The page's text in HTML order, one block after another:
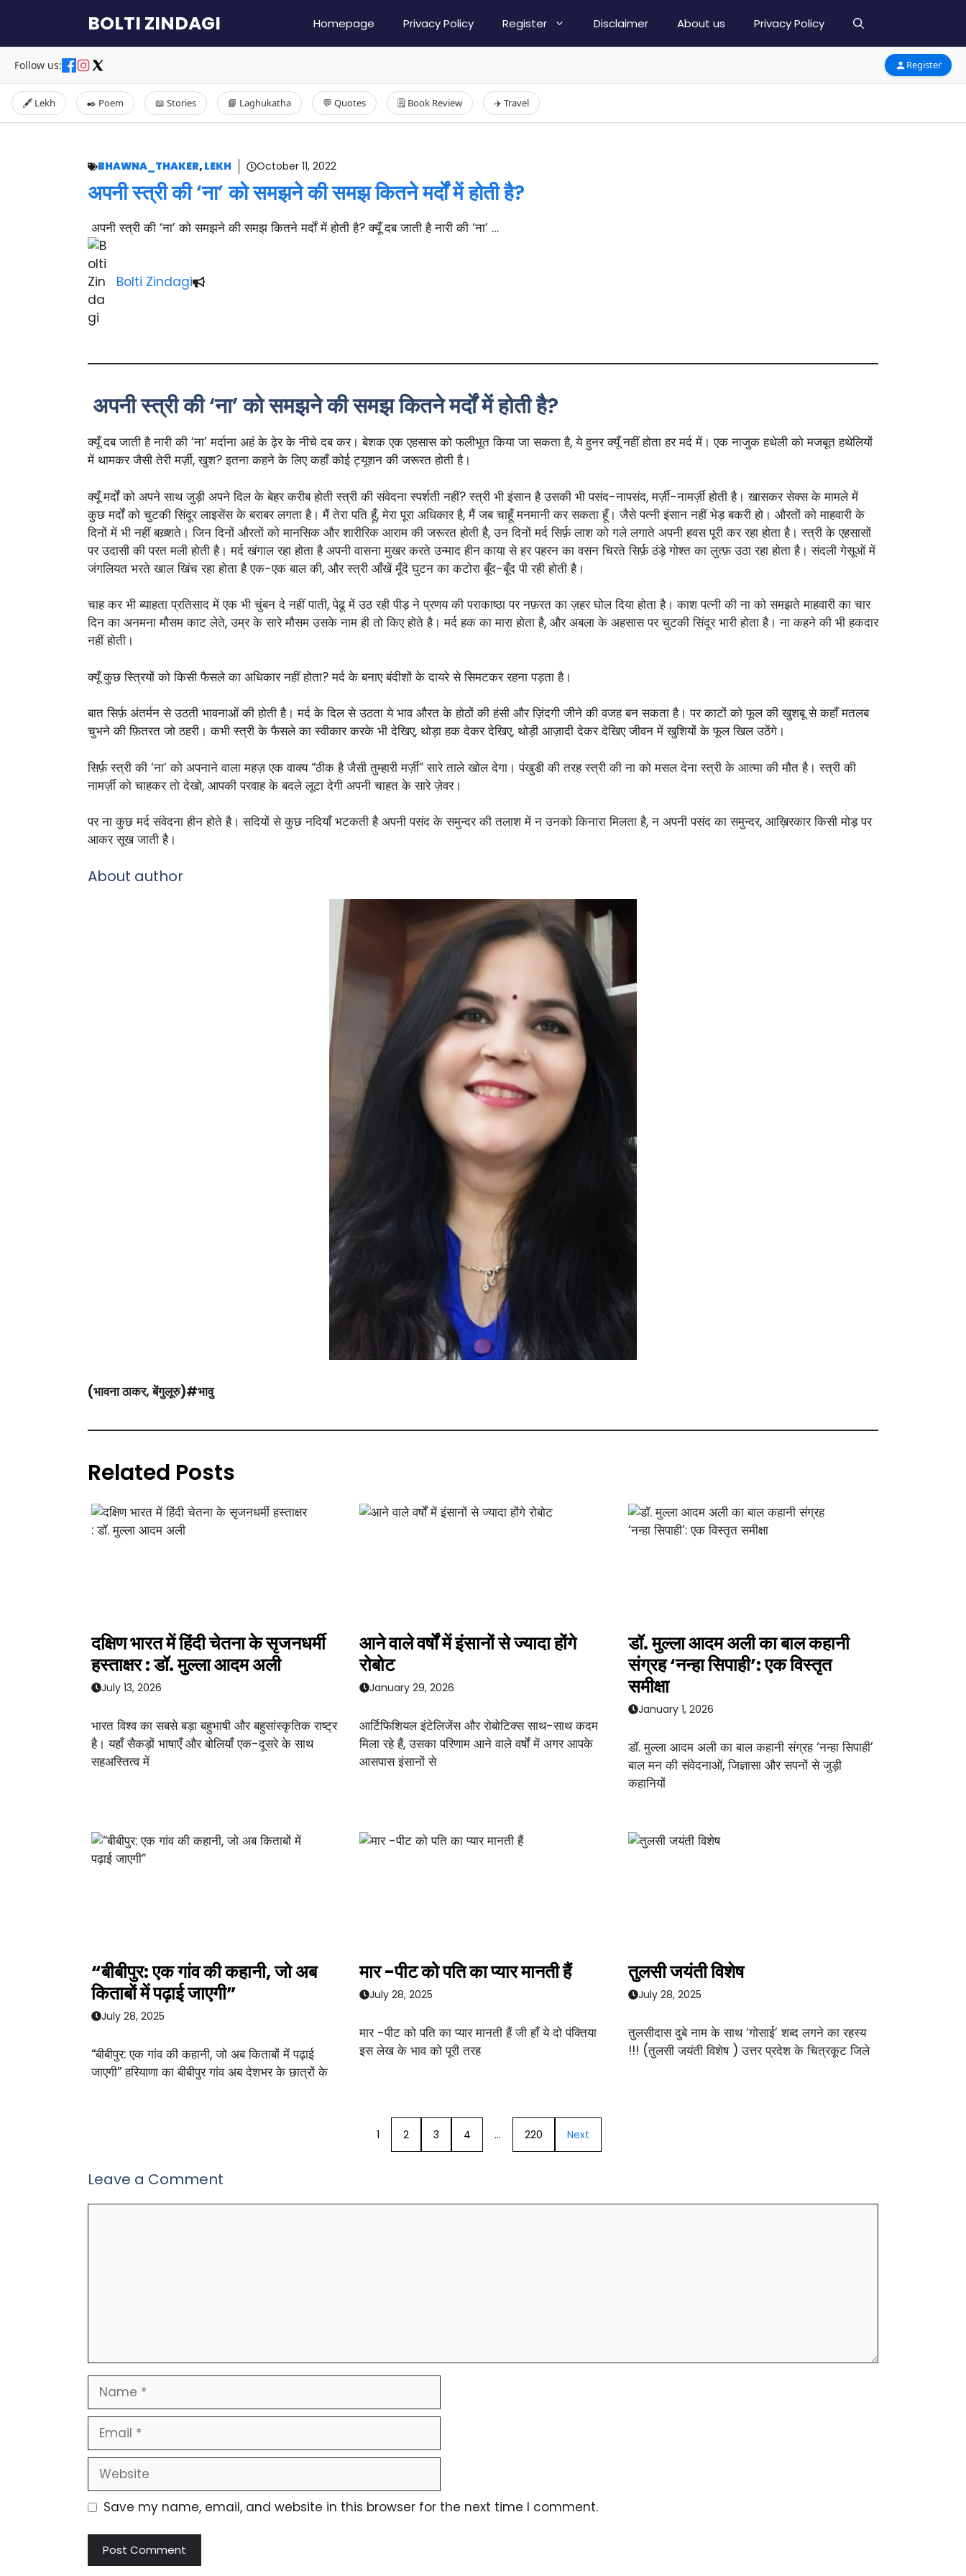
content
BOLTI ZINDAGI Homepage Privacy Policy Register Disclaimer About us Privacy Policy
Follow us: Register
🖋️ Lekh ✒️ Poem 📖 Stories 📘 Laghukatha 💬 Quotes 🗒️ Book Review ✈️ Travel
BHAWNA_THAKER, LEKH October 11, 2022
अपनी स्त्री की ‘ना’ को समझने की समझ कितने मर्दों में होती है?
अपनी स्त्री की ‘ना’ को समझने की समझ कितने मर्दों में होती है? क्यूँ दब जाती है नारी की ‘ना’ …
Bolti Zindagi
अपनी स्त्री की ‘ना’ को समझने की समझ कितने मर्दों में होती है?
क्यूँ दब जाती है नारी की ‘ना’ मर्दाना अहं के ढ़ेर के नीचे दब कर। बेशक एक एहसास को फलीभूत किया जा सकता है, ये हुनर क्यूँ नहीं होता हर मर्द में। एक नाजुक हथेली को मजबूत हथेलियों
में थामकर जैसी तेरी मर्ज़ी, खुश? इतना कहने के लिए कहाँ कोई ट्यूशन की जरूरत होती है।
क्यूँ मर्दों को अपने साथ जुड़ी अपने दिल के बेहर करीब होती स्त्री की संवेदना स्पर्शती नहीं? स्त्री भी इंसान है उसकी भी पसंद-नापसंद, मर्ज़ी-नामर्ज़ी होती है। खासकर सेक्स के मामले में
कुछ मर्दों को चुटकी सिंदूर लाइसेंस के बराबर लगता है। मैं तेरा पति हूँ, मेरा पूरा अधिकार है, मैं जब चाहूँ मनमानी कर सकता हूँ। जैसे पत्नी इंसान नहीं भेड़ बकरी हो। औरतों को माहवारी के
दिनों में भी नहीं बख़्शते। जिन दिनों औरतों को मानसिक और शारीरिक आराम की जरूरत होती है, उन दिनों मर्द सिर्फ़ लाश को गले लगाते अपनी हवस पूरी कर रहा होता है। स्त्री के एहसासों
पर उदासी की परत मली होती है। मर्द खंगाल रहा होता है अपनी वासना मुखर करते उन्माद हीन काया से हर पहरन का वसन चिरते सिर्फ़ ठंड़े गोश्त का लुत्फ़ उठा रहा होता है। संदली गेसूओं में
जंगलियत भरते खाल खिंच रहा होता है एक-एक बाल की, और स्त्री आँखें मूँदे घुटन का कटोरा बूँद-बूँद पी रही होती है।
चाह कर भी ब्याहता प्रतिसाद में एक भी चुंबन दे नहीं पाती, पेढू में उठ रही पीड़ ने प्रणय की पराकाष्ठा पर नफ़रत का ज़हर घोल दिया होता है। काश पत्नी की ना को समझते माहवारी का चार
दिन का अनमना मौसम काट लेते, उम्र के सारे मौसम उसके नाम ही तो किए होते है। मर्द हक का मारा होता है, और अबला के अहसास पर चुटकी सिंदूर भारी होता है। ना कहने की भी हकदार
नहीं होती।
क्यूँ कुछ स्त्रियों को किसी फैसले का अधिकार नहीं होता? मर्द के बनाए बंदीशों के दायरे से सिमटकर रहना पड़ता है।
बात सिर्फ़ अंतर्मन से उठती भावनाओं की होती है। मर्द के दिल से उठता ये भाव औरत के होठों की हंसी और ज़िंदगी जीने की वजह बन सकता है। पर काटों को फूल की खुशबू से कहाँ मतलब
चुभने की फ़ितरत जो ठहरी। कभी स्त्री के फैसले का स्वीकार करके भी देखिए, थोड़ा हक देकर देखिए, थोड़ी आज़ादी देकर देखिए जीवन में खुशियों के फूल खिल उठेंगे।
सिर्फ़ स्त्री की ‘ना’ को अपनाने वाला महज़ एक वाक्य “ठीक है जैसी तुम्हारी मर्ज़ी” सारे ताले खोल देगा। पंखुडी की तरह स्त्री की ना को मसल देना स्त्री के आत्मा की मौत है। स्त्री की
नामर्ज़ी को चाहकर तो देखो, आपकी परवाह के बदले लूटा देगी अपनी चाहत के सारे ज़ेवर।
पर ना कुछ मर्द संवेदना हीन होते है। सदियों से कुछ नदियाँ भटकती है अपनी पसंद के समुन्दर की तलाश में न उनको किनारा मिलता है, न अपनी पसंद का समुन्दर, आख़िरकार किसी मोड़ पर
आकर सूख जाती है।
About author
(भावना ठाकर, बेंगुलूरु)#भावु
Related Posts
दक्षिण भारत में हिंदी चेतना के सृजनधर्मी
हस्ताक्षर : डॉ. मुल्ला आदम अली
July 13, 2026
भारत विश्व का सबसे बड़ा बहुभाषी और बहुसांस्कृतिक राष्ट्र
है। यहाँ सैकड़ों भाषाएँ और बोलियाँ एक-दूसरे के साथ
सहअस्तित्व में
आने वाले वर्षों में इंसानों से ज्यादा होंगे
रोबोट
January 29, 2026
आर्टिफिशियल इंटेलिजेंस और रोबोटिक्स साथ-साथ कदम
मिला रहे हैं, उसका परिणाम आने वाले वर्षों में अगर आपके
आसपास इंसानों से
डॉ. मुल्ला आदम अली का बाल कहानी
संग्रह ‘नन्हा सिपाही’: एक विस्तृत
समीक्षा
January 1, 2026
डॉ. मुल्ला आदम अली का बाल कहानी संग्रह ‘नन्हा सिपाही’
बाल मन की संवेदनाओं, जिज्ञासा और सपनों से जुड़ी
कहानियों
“बीबीपुर: एक गांव की कहानी, जो अब
किताबों में पढ़ाई जाएगी”
July 28, 2025
“बीबीपुर: एक गांव की कहानी, जो अब किताबों में पढ़ाई
जाएगी” हरियाणा का बीबीपुर गांव अब देशभर के छात्रों के
मार -पीट को पति का प्यार मानती हैं
July 28, 2025
मार -पीट को पति का प्यार मानती हैं जी हाँ ये दो पंक्तिया
इस लेख के भाव को पूरी तरह
तुलसी जयंती विशेष
July 28, 2025
तुलसीदास दुबे नाम के साथ ‘गोसाई’ शब्द लगने का रहस्य
!!! (तुलसी जयंती विशेष ) उत्तर प्रदेश के चित्रकूट जिले
1 2 3 4 … 220 Next
Leave a Comment
Name
Email
Website
Save my name, email, and website in this browser for the next time I comment.